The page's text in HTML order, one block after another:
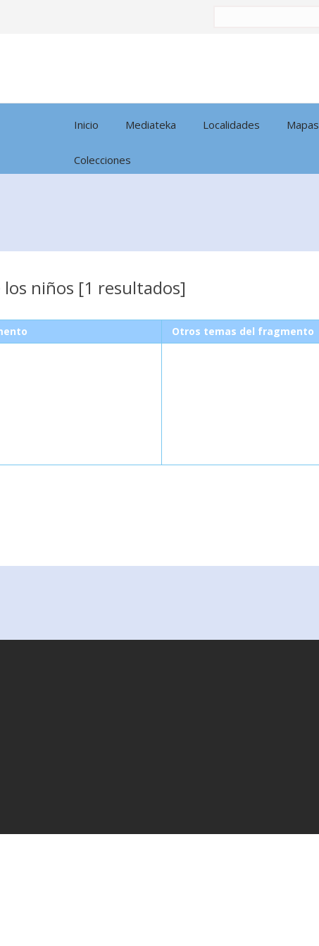
Inicio Mediateka Localidades Mapas
Colecciones
niños [1 resultados]
Otros temas del fragmento